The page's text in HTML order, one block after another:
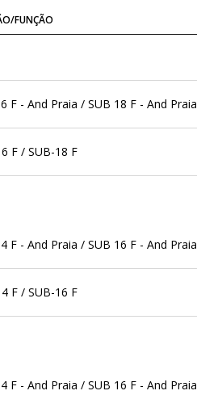
FUNÇÃO
F - And Praia / SUB 18 F - And Praia
F / SUB-18 F
F - And Praia / SUB 16 F - And Praia
F / SUB-16 F
F - And Praia / SUB 16 F - And Praia